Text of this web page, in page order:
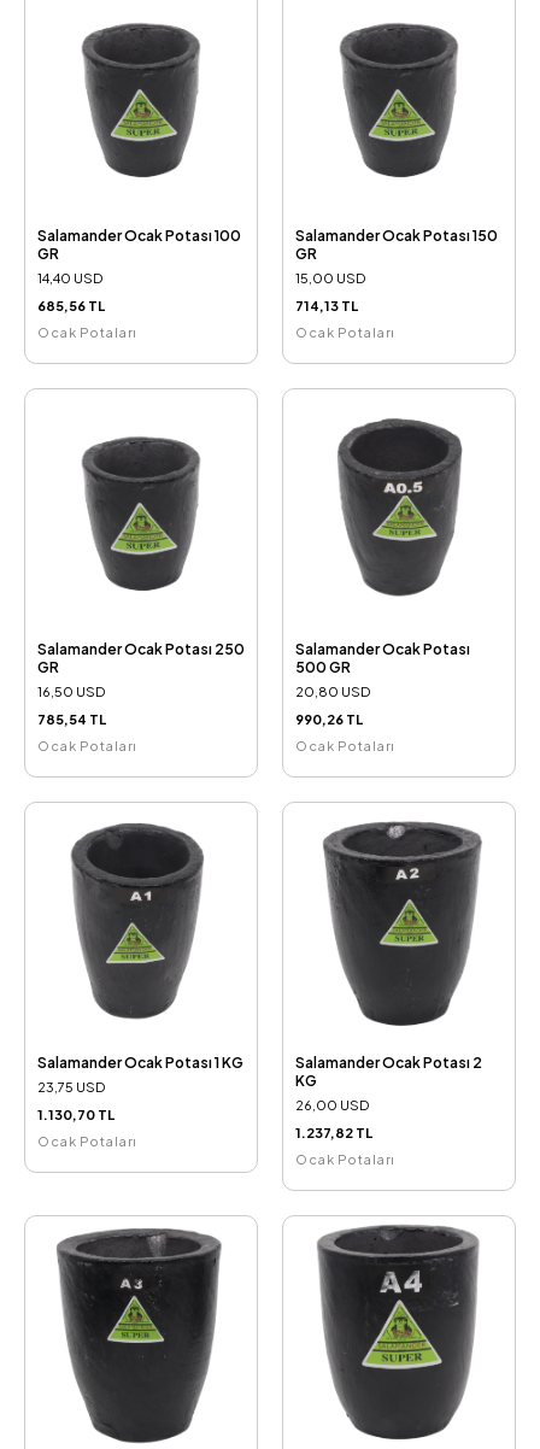
Salamander Ocak Potası 100
GR
14,40 USD
685,56 TL
Ocak Potaları
Salamander Ocak Potası 150
GR
15,00 USD
714,13 TL
Ocak Potaları
Salamander Ocak Potası 250
GR
16,50 USD
785,54 TL
Ocak Potaları
Salamander Ocak Potası
500 GR
20,80 USD
990,26 TL
Ocak Potaları
Salamander Ocak Potası 1 KG
23,75 USD
1.130,70 TL
Ocak Potaları
Salamander Ocak Potası 2
KG
26,00 USD
1.237,82 TL
Ocak Potaları